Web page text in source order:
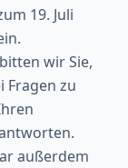
19. Juli
wir Sie,
Fragen zu
außerdem